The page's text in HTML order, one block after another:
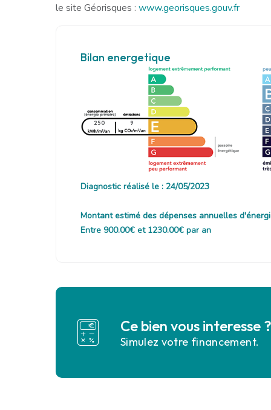
le site Géorisques : www.georisques.gouv.fr
Bilan energetique
250 9
Diagnostic réalisé le : 24/05/2023
Montant estimé des dépenses annuelles
Entre 900.00€ et 1230.00€ par an
Ce bien vous interesse ?
Simulez votre financement.